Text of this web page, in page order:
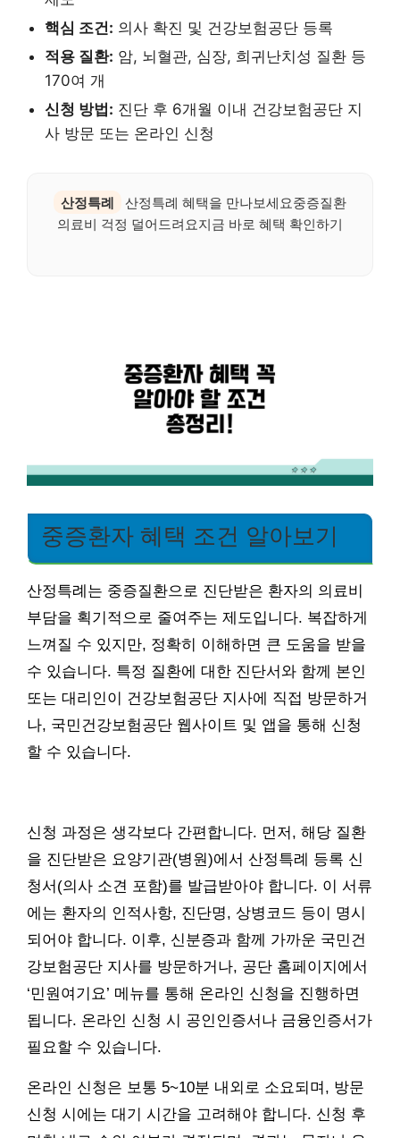
핵심 조건: 의사 확진 및 건강보험공단 등록
적용 질환: 암, 뇌혈관, 심장, 희귀난치성 질환 등
170여 개
신청 방법: 진단 후 6개월 이내 건강보험공단 지
사 방문 또는 온라인 신청
산정특례
산정특례 혜택을 만나보세요중증질환
의료비 걱정 덜어드려요지금 바로 혜택 확인하기
중증환자 혜택 조건 알아보기
산정특례는 중증질환으로 진단받은 환자의 의료비
부담을 획기적으로 줄여주는 제도입니다. 복잡하게
느껴질 수 있지만, 정확히 이해하면 큰 도움을 받을
수 있습니다. 특정 질환에 대한 진단서와 함께 본인
또는 대리인이 건강보험공단 지사에 직접 방문하거
나, 국민건강보험공단 웹사이트 및 앱을 통해 신청
할 수 있습니다.
신청 과정은 생각보다 간편합니다. 먼저, 해당 질환
을 진단받은 요양기관(병원)에서 산정특례 등록 신
청서(의사 소견 포함)를 발급받아야 합니다. 이 서류
에는 환자의 인적사항, 진단명, 상병코드 등이 명시
되어야 합니다. 이후, 신분증과 함께 가까운 국민건
강보험공단 지사를 방문하거나, 공단 홈페이지에서
‘민원여기요’ 메뉴를 통해 온라인 신청을 진행하면
됩니다. 온라인 신청 시 공인인증서나 금융인증서가
필요할 수 있습니다.
온라인 신청은 보통 5~10분 내외로 소요되며, 방문
신청 시에는 대기 시간을 고려해야 합니다. 신청 후